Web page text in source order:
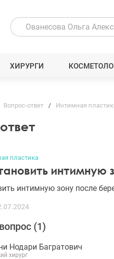
ХИРУРГИ
Вопрос-ответ Интимная
пластика
интимную
интимную зону после
(1)
Нодари Багратович
хирург